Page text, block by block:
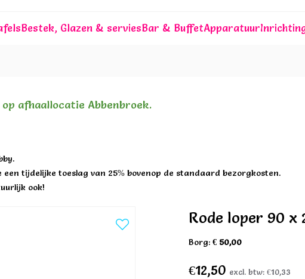
Bestek, Glazen & serviesBar & BuffetApparatuur
afhaallocatie Abbenbroek.
tijdelijke toeslag van 25% bovenop de standaard bezorgkosten.
ook!
Rode loper 90 x
Borg:€ 50,00
€12,50 excl. btw:€10,33